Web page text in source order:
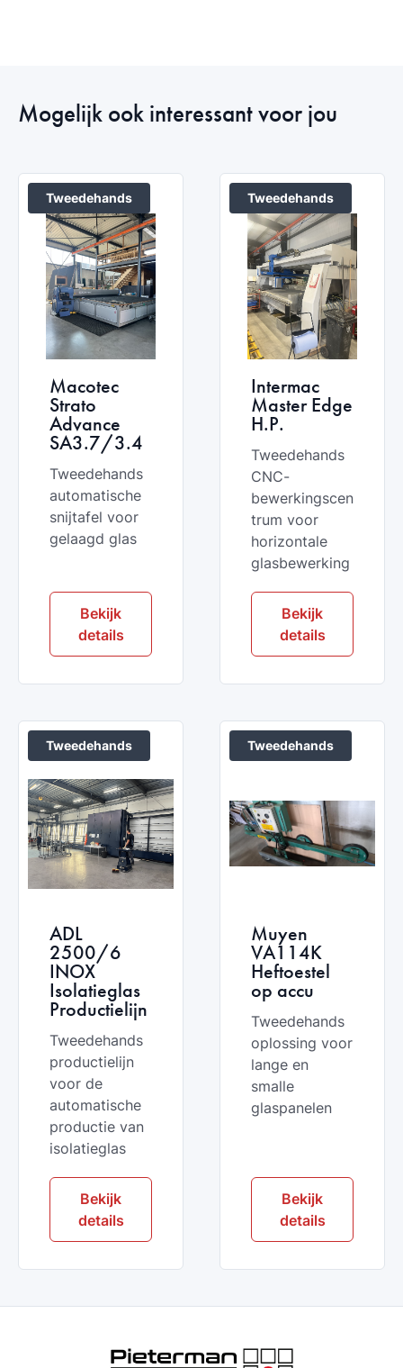
Mogelijk ook interessant voor jou
Tweedehands
Macotec
Strato
Advance
SA3.7/3.4
Tweedehands
automatische
snijtafel voor
gelaagd glas
Bekijk
details
Tweedehands
Intermac
Master Edge
H.P.
Tweedehands
CNC-
bewerkingscen
trum voor
horizontale
glasbewerking
Bekijk
details
Tweedehands
ADL
2500/6
INOX
Isolatieglas
Productielijn
Tweedehands
productielijn
voor de
automatische
productie van
isolatieglas
Bekijk
details
Tweedehands
Muyen
VA114K
Heftoestel
op accu
Tweedehands
oplossing voor
lange en
smalle
glaspanelen
Bekijk
details